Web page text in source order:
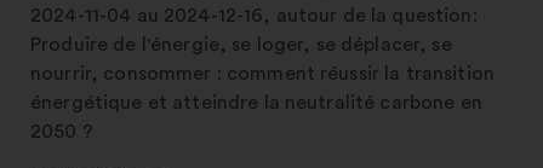
2024-11-04 au 2024-12-16, autour de la question:
Produire de l'énergie, se loger, se déplacer, se
nourrir, consommer : comment réussir la transition
énergétique et atteindre la neutralité carbone en
2050 ?